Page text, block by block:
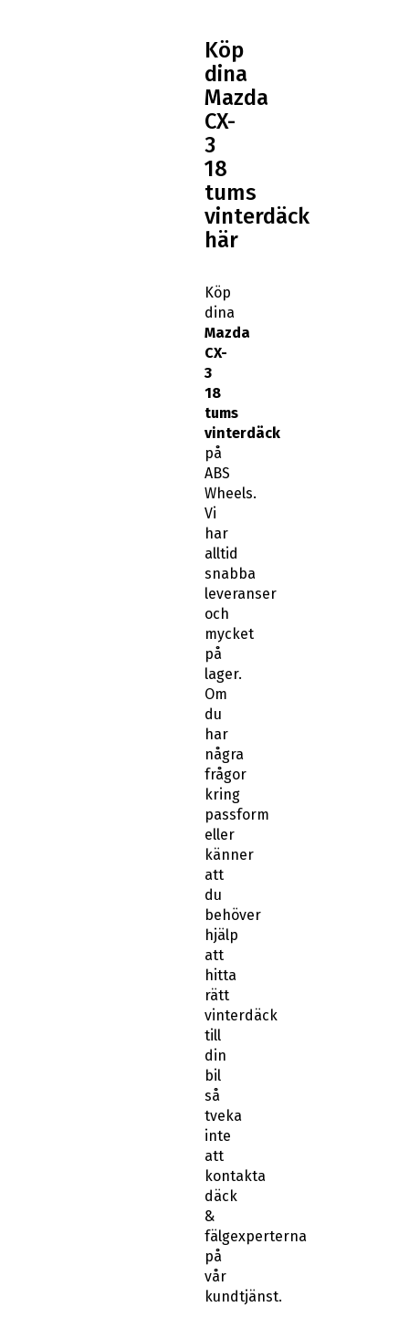
Köp
dina
Mazda
CX-
3
18
tums
vinterdäck
här
Köp
dina
Mazda
CX-
3
18
tums
vinterdäck
på
ABS
Wheels.
Vi
har
alltid
snabba
leveranser
och
mycket
på
lager.
Om
du
har
några
frågor
kring
passform
eller
känner
att
du
behöver
hjälp
att
hitta
rätt
vinterdäck
till
din
bil
så
tveka
inte
att
kontakta
däck
&
fälgexperterna
på
vår
kundtjänst.